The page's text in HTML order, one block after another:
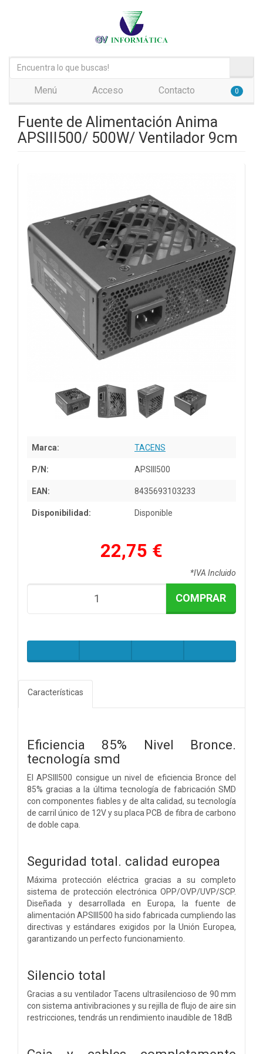
Menú Acceso Contacto 0
Fuente de Alimentación Anima
APSIII500/ 500W/ Ventilador 9cm
Marca: TACENS
P/N: APSIII500
EAN: 8435693103233
Disponibilidad: Disponible
22,75 €
*IVA Incluido
COMPRAR
Características
Eficiencia 85% Nivel Bronce.
tecnología smd
El APSIII500 consigue un nivel de eficiencia Bronce del
85% gracias a la última tecnología de fabricación SMD
con componentes fiables y de alta calidad, su tecnología
de carril único de 12V y su placa PCB de fibra de carbono
de doble capa.
Seguridad total. calidad europea
Máxima protección eléctrica gracias a su completo
sistema de protección electrónica OPP/OVP/UVP/SCP.
Diseñada y desarrollada en Europa, la fuente de
alimentación APSIII500 ha sido fabricada cumpliendo las
directivas y estándares exigidos por la Unión Europea,
garantizando un perfecto funcionamiento.
Silencio total
Gracias a su ventilador Tacens ultrasilencioso de 90 mm
con sistema antivibraciones y su rejilla de flujo de aire sin
restricciones, tendrás un rendimiento inaudible de 18dB